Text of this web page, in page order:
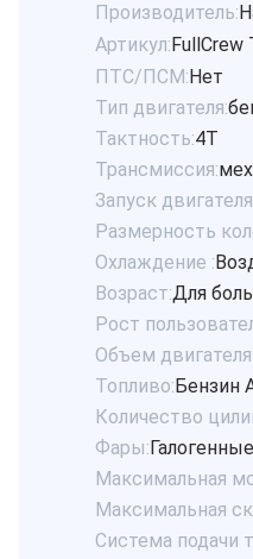
Производитель:
Артикул:FullCrew
ПТС/ПСМ:Нет
Тип двигателя:
Тактность:4Т
Трансмиссия:
Запуск
Размерность
Охлаждение :
Возраст:Для
Рост
Объем двигателя:
Топливо:Бензин
Количество
Фары:Галогенные
Максимальная
Максимальная
Система подачи